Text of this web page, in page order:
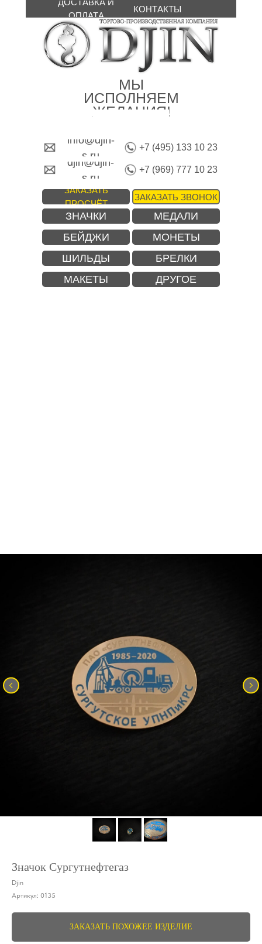
МЫ
ИСПОЛНЯЕМ
ЖЕЛАНИЯ!
ЗАКАЗАТЬ
ПРОСЧЁТ
+7 (969) 777 10 23
+7 (495) 133 10 23
ЗАКАЗАТЬ ЗВОНОК
ДОСТАВКА И
ОПЛАТА
КОНТАКТЫ
ЗНАЧКИ МЕДАЛИ
ШИЛЬДЫ БРЕЛКИ
БЕЙДЖИ МОНЕТЫ
info@djin-
s.ru
djin@djin-
s.ru
МАКЕТЫ ДРУГОЕ
Значок Сургутнефтегаз
Djin
Артикул: 0135
ЗАКАЗАТЬ ПОХОЖЕЕ ИЗДЕЛИЕ